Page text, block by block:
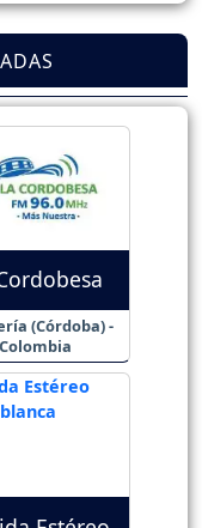
(Córdoba) -
Colombia